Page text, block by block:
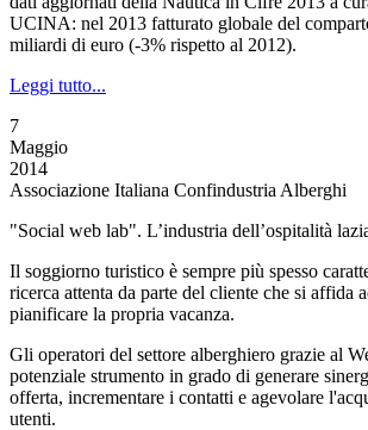
UCINA: nel 2013 fatturato globale del
miliardi di euro (-3% rispetto al 2012).
Leggi tutto...
7
Maggio
2014
Associazione Italiana Confindustria Alberghi
"Social web lab". L’industria dell’ospitalità
Il soggiorno turistico è sempre più spesso
ricerca attenta da parte del cliente che si affida
pianificare la propria vacanza.
Gli operatori del settore alberghiero grazie al
potenziale strumento in grado di generare
offerta, incrementare i contatti e agevolare
utenti.